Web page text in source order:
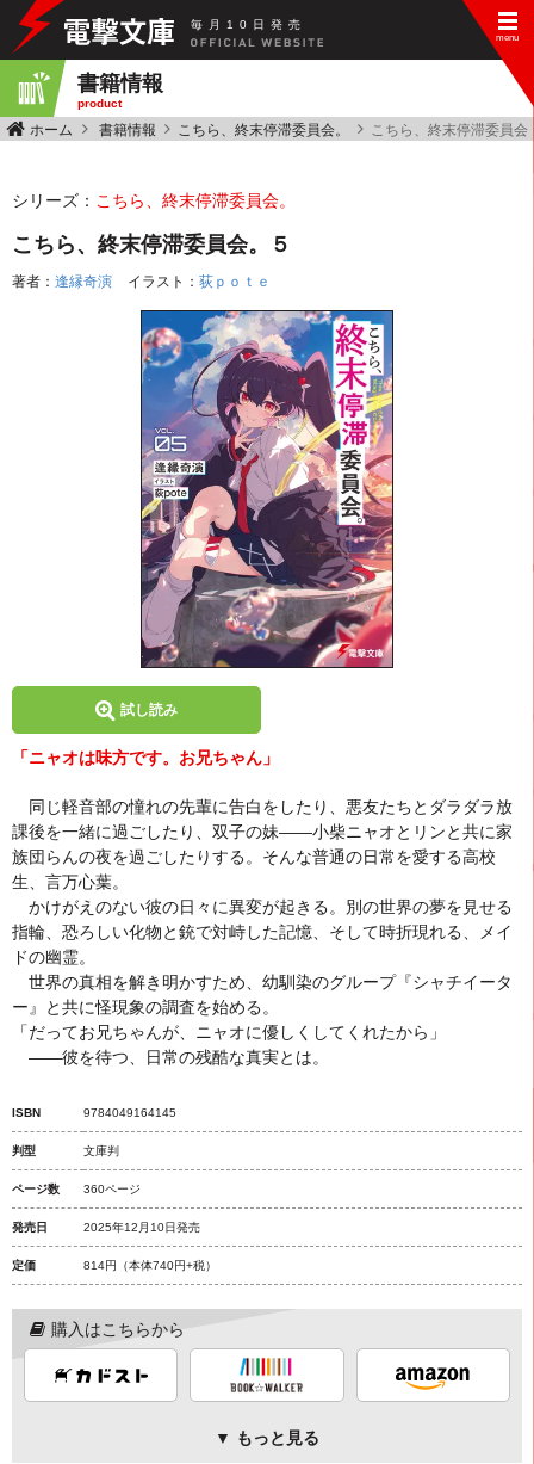
毎 月 10 日 発 売
書籍情報
product
ホーム 書籍情報 こちら、終末停滞委員会。 こちら、終末停滞委員会
シリーズ： こちら、終末停滞委員会。
こちら、終末停滞委員会。５
著者： 逢縁奇演 イラスト： 荻ｐｏｔｅ
試し読み
「ニャオは味方です。お兄ちゃん」
同じ軽音部の憧れの先輩に告白をしたり、悪友たちとダラダラ放
課後を一緒に過ごしたり、双子の妹――小柴ニャオとリンと共に家
族団らんの夜を過ごしたりする。そんな普通の日常を愛する高校
生、言万心葉。
かけがえのない彼の日々に異変が起きる。別の世界の夢を見せる
指輪、恐ろしい化物と銃で対峙した記憶、そして時折現れる、メイ
ドの幽霊。
世界の真相を解き明かすため、幼馴染のグループ『シャチイータ
ー』と共に怪現象の調査を始める。
「だってお兄ちゃんが、ニャオに優しくしてくれたから」
――彼を待つ、日常の残酷な真実とは。
ISBN 9784049164145
判型 文庫判
ページ数 360ページ
発売日 2025年12月10日発売
定価 814円 （本体740円+税）
購入はこちらから
▼ もっと見る